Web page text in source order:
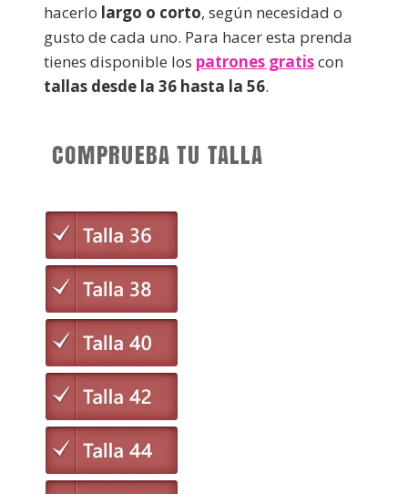
hacerlo largo o corto, según necesidad o
gusto de cada uno. Para hacer esta prenda
tienes disponible los patrones gratiscon
tallas desde la 36 hasta la 56.